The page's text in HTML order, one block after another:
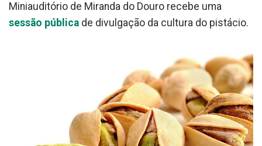
Miniauditório de Miranda do Douro recebe uma
sessão pública de divulgação da cultura do pistácio.